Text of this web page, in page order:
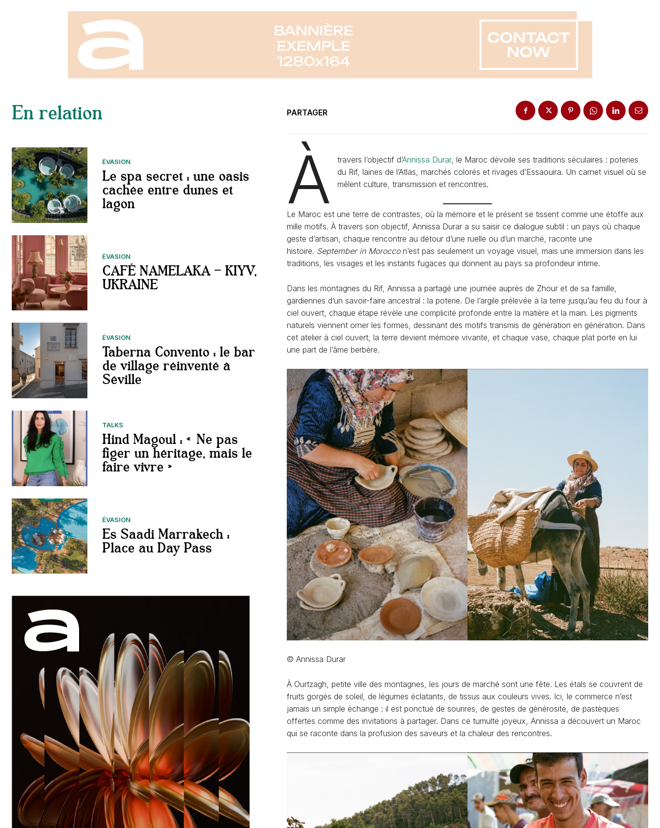
En relation
ÉVASION
Le spa secret : une oasis
cachée entre dunes et
lagon
ÉVASION
CAFÉ NAMELAKA – KIYV,
UKRAINE
ÉVASION
Taberna Convento : le bar
de village réinventé à
Séville
TALKS
Hind Magoul : « Ne pas
figer un héritage, mais le
faire vivre »
ÉVASION
Es Saadi Marrakech :
Place au Day Pass
PARTAGER
À travers l’objectif d’Annissa Durar, le Maroc dévoile ses traditions séculaires : poteries
du Rif, laines de l’Atlas, marchés colorés et rivages d’Essaouira. Un carnet visuel où se
mêlent culture, transmission et rencontres.
Le Maroc est une terre de contrastes, où la mémoire et le présent se tissent comme une étoffe aux
mille motifs. À travers son objectif, Annissa Durar a su saisir ce dialogue subtil : un pays où chaque
geste d’artisan, chaque rencontre au détour d’une ruelle ou d’un marché, raconte une
histoire. September in Moroccon’est pas seulement un voyage visuel, mais une immersion dans les
traditions, les visages et les instants fugaces qui donnent au pays sa profondeur intime.
Dans les montagnes du Rif, Annissa a partagé une journée auprès de Zhour et de sa famille,
gardiennes d’un savoir-faire ancestral : la poterie. De l’argile prélevée à la terre jusqu’au feu du four à
ciel ouvert, chaque étape révèle une complicité profonde entre la matière et la main. Les pigments
naturels viennent orner les formes, dessinant des motifs transmis de génération en génération. Dans
cet atelier à ciel ouvert, la terre devient mémoire vivante, et chaque vase, chaque plat porte en lui
une part de l’âme berbère.
© Annissa Durar
À Ourtzagh, petite ville des montagnes, les jours de marché sont une fête. Les étals se couvrent de
fruits gorgés de soleil, de légumes éclatants, de tissus aux couleurs vives. Ici, le commerce n’est
jamais un simple échange : il est ponctué de sourires, de gestes de générosité, de pastèques
offertes comme des invitations à partager. Dans ce tumulte joyeux, Annissa a découvert un Maroc
qui se raconte dans la profusion des saveurs et la chaleur des rencontres.